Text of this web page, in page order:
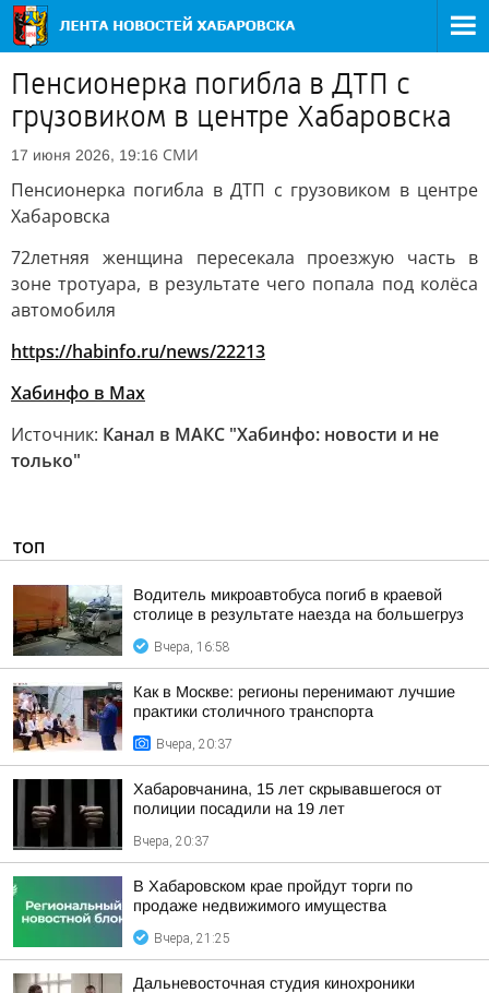
Пенсионерка погибла в ДТП с
грузовиком в центре Хабаровска
17 июня 2026, 19:16 СМИ
Пенсионерка погибла в ДТП с грузовиком в центре
Хабаровска
72летняя женщина пересекала проезжую часть в
зоне тротуара, в результате чего попала под колёса
автомобиля
https://habinfo.ru/news/22213
Хабинфо в Мах
Источник: Канал в МАКС "Хабинфо: новости и не
только"
ТОП
Водитель микроавтобуса погиб в краевой
столице в результате наезда на большегруз
Вчера, 16:58
Как в Москве: регионы перенимают лучшие
практики столичного транспорта
Вчера, 20:37
Хабаровчанина, 15 лет скрывавшегося от
полиции посадили на 19 лет
Вчера, 20:37
В Хабаровском крае пройдут торги по
продаже недвижимого имущества
Вчера, 21:25
Дальневосточная студия кинохроники